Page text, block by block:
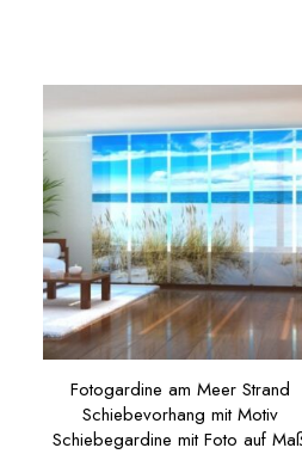
Fotogardine am Meer Strand
Schiebevorhang mit Motiv
Schiebegardine mit Foto auf